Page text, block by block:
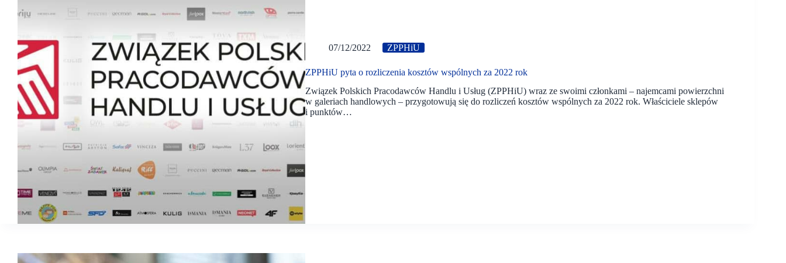
07/12/2022 ZPPHiU
ZPPHiU pyta o rozliczenia kosztów wspólnych za 2022 rok
Związek Polskich Pracodawców Handlu i Usług (ZPPHiU) wraz ze swoimi członkami – najemcami powierzchni
w galeriach handlowych – przygotowują się do rozliczeń kosztów wspólnych za 2022 rok. Właściciele sklepów
i punktów…